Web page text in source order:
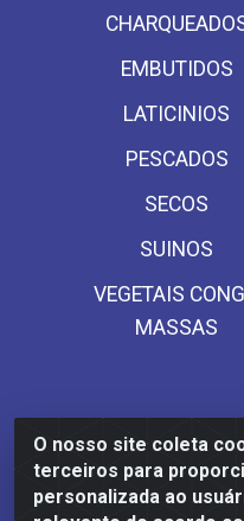
O nosso site coleta
terceiros para
personalizada ao
EMBUTIDOS
LATICINIOS
PESCADOS
SECOS
SUINOS
VEGETAIS
MASSAS
Frinscal - Distribuidora e
Rodovia BR 101 Sul
Palmares/PE - CEP